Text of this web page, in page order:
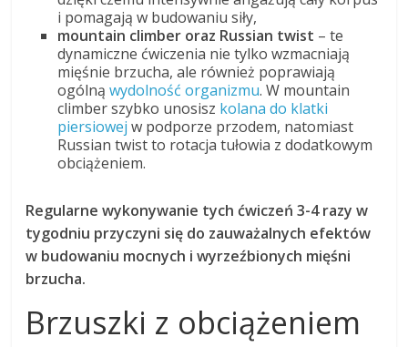
i pomagają w budowaniu siły,
mountain climber oraz Russian twist – te
dynamiczne ćwiczenia nie tylko wzmacniają
mięśnie brzucha, ale również poprawiają
ogólnąwydolność organizmu. W mountain
climber szybko unosisz kolana do klatki
piersiowej w podporze przodem, natomiast
Russian twist to rotacja tułowia z dodatkowym
obciążeniem.
Regularne wykonywanie tych ćwiczeń 3-4 razy w
tygodniu przyczyni się do zauważalnych efektów
w budowaniu mocnych i wyrzeźbionych mięśni
brzucha.
Brzuszki z obciążeniem